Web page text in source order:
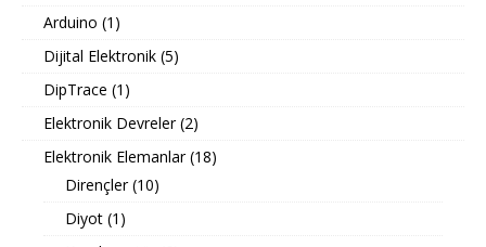
Arduino (1)
Dijital Elektronik (5)
DipTrace (1)
Elektronik Devreler(2)
Elektronik Elemanlar(18)
Dirençler(10)
Diyot (1)